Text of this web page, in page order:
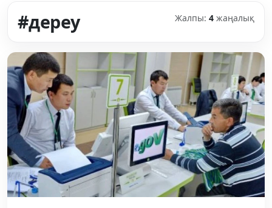
#дереу Жалпы: 4 жаңалық